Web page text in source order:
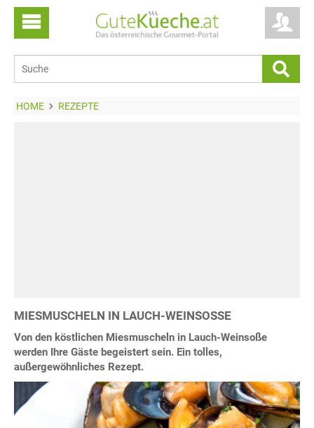
HOME REZEPTE
MIESMUSCHELN IN LAUCH-WEINSOSSE
Von den köstlichen Miesmuscheln in Lauch-Weinsoße
werden Ihre Gäste begeistert sein. Ein tolles,
außergewöhnliches Rezept.